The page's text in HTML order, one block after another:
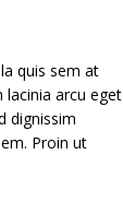
quis sem at
lacinia arcu eget
dignissim
Proin ut